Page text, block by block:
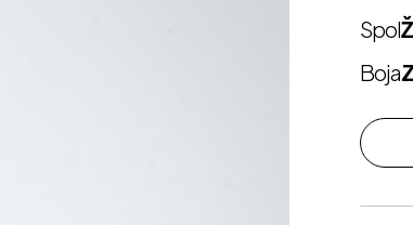
Spol
Boja